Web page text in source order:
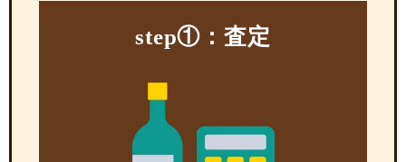
step①：査定